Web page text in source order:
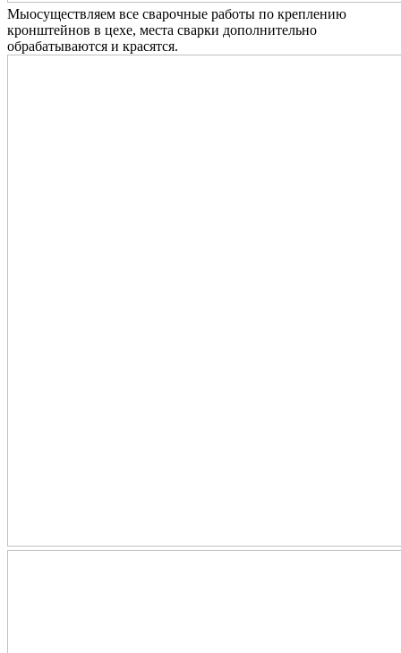
Мыосуществляем все сварочные работы по креплению
кронштейнов в цехе, места сварки дополнительно
обрабатываются и красятся.